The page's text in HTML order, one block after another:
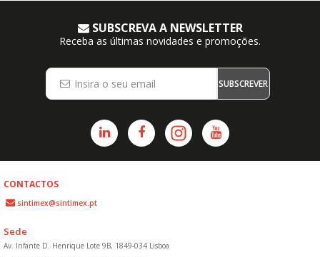
SUBSCREVA A NEWSLETTER
Receba as últimas novidades e promoções.
SUBSCREVER
CONTACTOS
sintimex@sintimex.pt
Sede
Av. Infante D. Henrique Lote 9B, 1849-034 Lisboa